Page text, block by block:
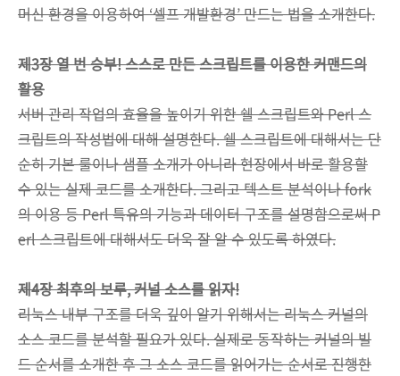
머신 환경을 이용하여 ‘셀프 개발환경’ 만드는 법을 소개한다.
제3장 열 번 승부! 스스로 만든 스크립트를 이용한 커맨드의
활용
서버 관리 작업의 효율을 높이기 위한 쉘 스크립트와 Perl 스
크립트의 작성법에 대해 설명한다. 쉘 스크립트에 대해서는 단
순히 기본 룰이나 샘플 소개가 아니라 현장에서 바로 활용할
수 있는 실제 코드를 소개한다. 그리고 텍스트 분석이나 fork
의 이용 등 Perl 특유의 기능과 데이터 구조를 설명함으로써 P
erl 스크립트에 대해서도 더욱 잘 알 수 있도록 하였다.
제4장 최후의 보루, 커널 소스를 읽자!
리눅스 내부 구조를 더욱 깊이 알기 위해서는 리눅스 커널의
소스 코드를 분석할 필요가 있다. 실제로 동작하는 커널의 빌
드 순서를 소개한 후 그 소스 코드를 읽어가는 순서로 진행한